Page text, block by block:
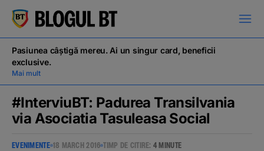
кириллица
Pasiunea câștigă mereu. Ai un singur card, beneficii
exclusive.
Mai mult
#InterviuBT: Padurea Transilvania
via Asociatia Tasuleasa Social
EVENIMENTE 18 MARCH 2016 TIMP DE CITIRE: 4 MINUTE